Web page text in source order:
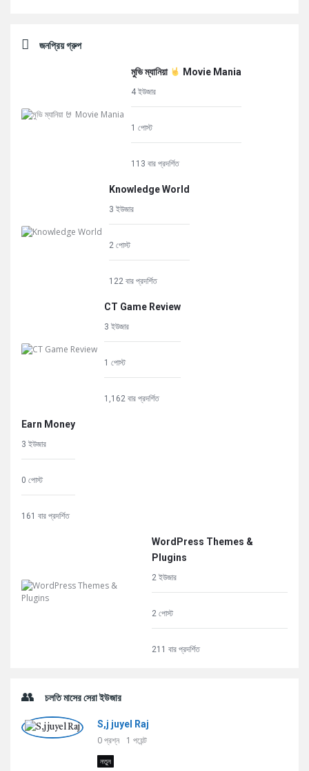
জনপ্রিয় গ্রুপ
মুভি ম্যানিয়া Movie Mania
4 ইউজার
1 পোস্ট
113 বার প্রদর্শিত
Knowledge World
3 ইউজার
2 পোস্ট
122 বার প্রদর্শিত
CT Game Review
3 ইউজার
1 পোস্ট
1,162 বার প্রদর্শিত
Earn Money
3 ইউজার
0 পোস্ট
161 বার প্রদর্শিত
WordPress Themes &
Plugins
2 ইউজার
2 পোস্ট
211 বার প্রদর্শিত
চলতি মাসের সেরা ইউজার
S,j juyel Raj
0প্রশ্ন 1 পয়েন্ট
নতুন